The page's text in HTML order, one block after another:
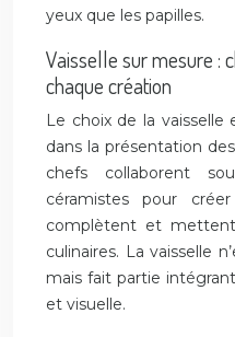
yeux que les papilles.
Vaisselle sur mesure :
chaque création
Le choix de la
dans la présentation
chefs collaborent
céramistes pour
complètent et
culinaires. La vaisselle
mais fait partie
et visuelle.